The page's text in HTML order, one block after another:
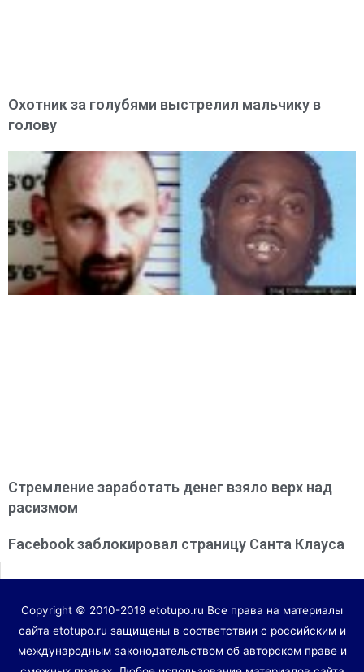
Охотник за голубями выстрелил мальчику в
голову
Стремление заработать денег взяло верх над
расизмом
Facebook заблокировал страницу Санта Клауса
Copyright © 2010-2019 etotupo.ru Все права на материалы
сайта etotupo.ru защищены в соответствии с российским и
международным законодательством об авторском праве и